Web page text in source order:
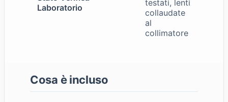
Laboratorio
testati, lenti
collaudate
al
collimatore
Cosa è incluso